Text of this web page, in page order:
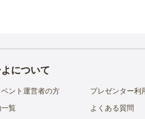
について
ント運営者の方
プレゼンター利
覧
よくある質問